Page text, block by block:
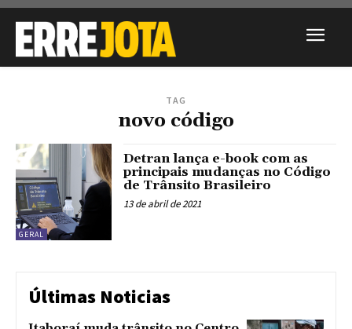
TAG
novo código
GERAL
Detran lança e-book com as
principais mudanças no Código
de Trânsito Brasileiro
13 de abril de 2021
Últimas Noticias